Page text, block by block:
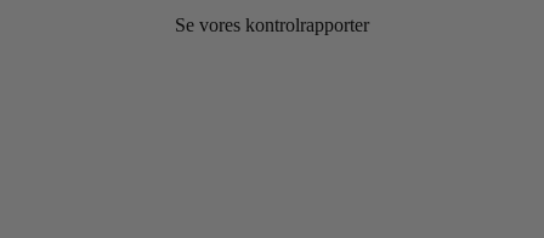
Se vores kontrolrapporter